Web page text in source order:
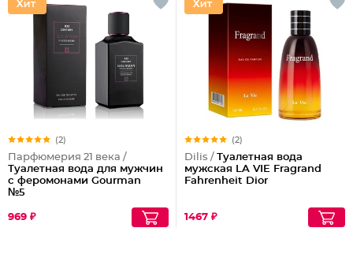
(2)
Парфюмерия 21 века /
Туалетная вода для мужчин
с феромонами Gourman
№5
969 ₽
(2)
Dilis / Туалетная вода
мужская LA VIE Fragrand
Fahrenheit Dior
1467 ₽